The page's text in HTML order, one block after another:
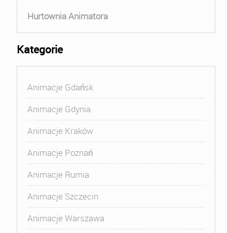
Hurtownia Animatora
Kategorie
Animacje Gdańsk
Animacje Gdynia
Animacje Kraków
Animacje Poznań
Animacje Rumia
Animacje Szczecin
Animacje Warszawa